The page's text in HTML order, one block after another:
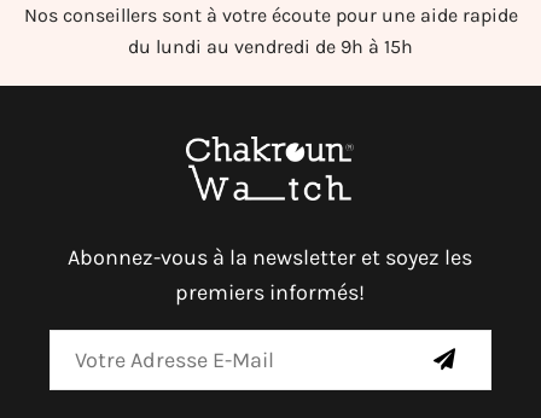
Nos conseillers sont à votre écoute pour une aide rapide
du lundi au vendredi de 9h à 15h
Abonnez-vous à la newsletter et soyez les
premiers informés!